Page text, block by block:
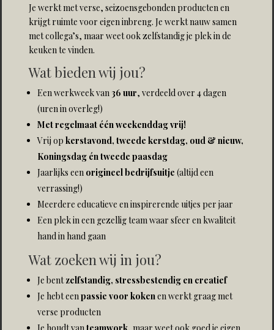
Je werkt met verse, seizoensgebonden producten en
krijgt ruimte voor eigen inbreng. Je werkt nauw samen
met collega’s, maar weet ook zelfstandig je plek in de
keuken te vinden.
Wat bieden wij jou?
Een werkweek van 36 uur, verdeeld over 4 dagen
(uren in overleg!)
Met regelmaat één weekenddag vrij!
Vrij opkerstavond, tweede kerstdag, oud & nieuw,
Koningsdag én tweede paasdag
Jaarlijks een origineel bedrijfsuitje (altijd een
verrassing!)
Meerdere educatieve en inspirerende uitjes per jaar
Een plek in een gezellig team waar sfeer en kwaliteit
hand in hand gaan
Wat zoeken wij in jou?
Je bentzelfstandig, stressbestendig en creatief
Je hebt eenpassie voor kokenen werkt graag met
verse producten